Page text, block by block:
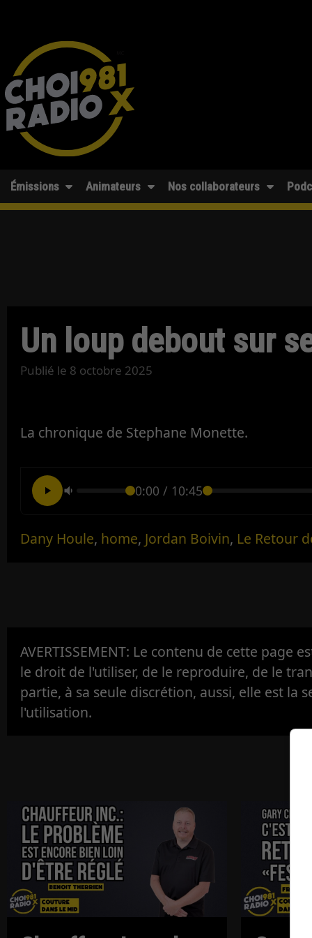
Émissions Animateurs Nos collaborateurs
Un loup debout sur
Publié le 8 octobre 2025
La chronique de Stephane Monette.
0:00 / 10:45
Dany Houle, home, Jordan Boivin, Le Retour
AVERTISSEMENT: Le contenu de cette page
le droit de l'utiliser, de le reproduire, de le
partie, à sa seule discrétion, aussi, elle est la
l'utilisation.